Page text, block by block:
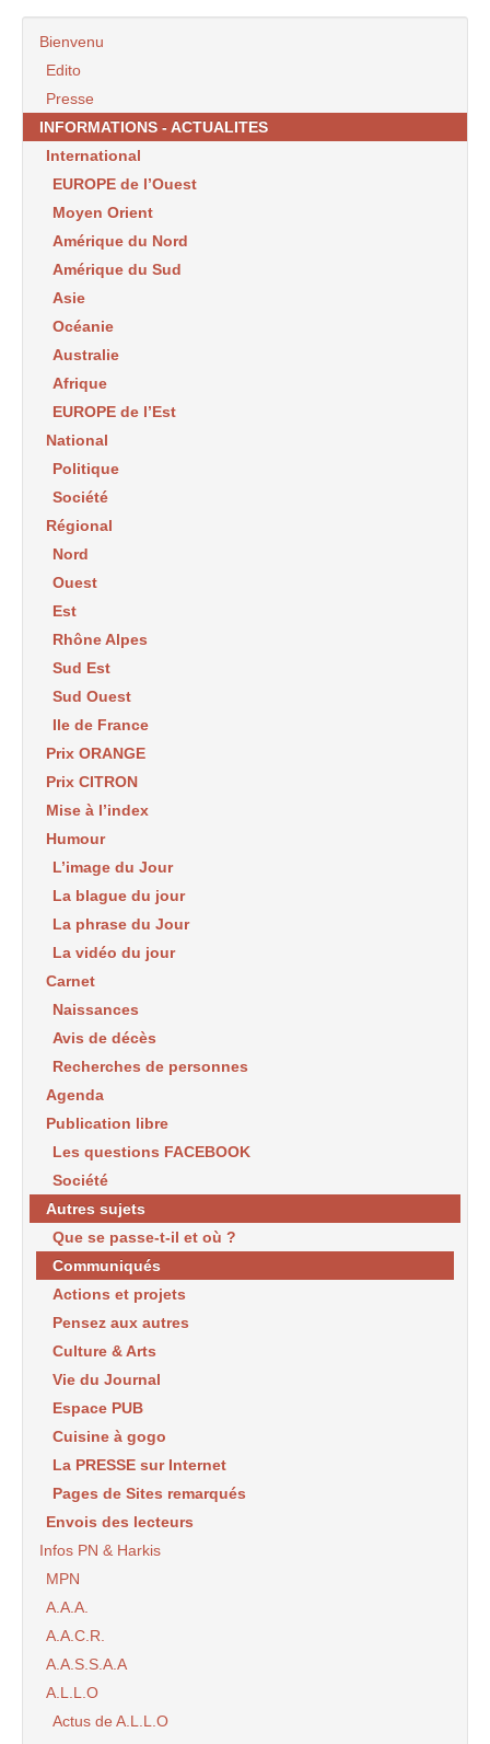
Bienvenu
Edito
Presse
INFORMATIONS - ACTUALITES
International
EUROPE de l’Ouest
Moyen Orient
Amérique du Nord
Amérique du Sud
Asie
Océanie
Australie
Afrique
EUROPE de l’Est
National
Politique
Société
Régional
Nord
Ouest
Est
Rhône Alpes
Sud Est
Sud Ouest
Ile de France
Prix ORANGE
Prix CITRON
Mise à l’index
Humour
L’image du Jour
La blague du jour
La phrase du Jour
La vidéo du jour
Carnet
Naissances
Avis de décès
Recherches de personnes
Agenda
Publication libre
Les questions FACEBOOK
Société
Autres sujets
Que se passe-t-il et où ?
Communiqués
Actions et projets
Pensez aux autres
Culture & Arts
Vie du Journal
Espace PUB
Cuisine à gogo
La PRESSE sur Internet
Pages de Sites remarqués
Envois des lecteurs
Infos PN & Harkis
MPN
A.A.A.
A.A.C.R.
A.A.S.S.A.A
A.L.L.O
Actus de A.L.L.O